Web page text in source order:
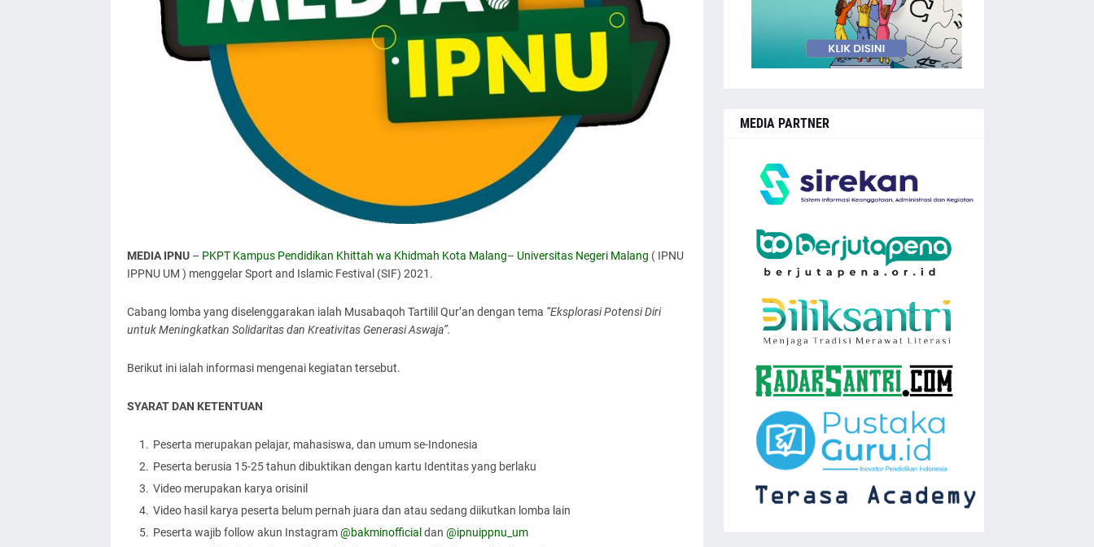
MEDIA IPNU– PKPT Kampus Pendidikan Khittah wa Khidmah Kota Malang– Universitas Negeri Malang ( IPNU
IPPNU UM ) menggelar Sport and Islamic Festival (SIF) 2021.
Cabang lomba yang diselenggarakan ialah Musabaqoh Tartilil Qur’an dengan tema “Eksplorasi Potensi Diri
untuk Meningkatkan Solidaritas dan Kreativitas Generasi Aswaja”.
Berikut ini ialah informasi mengenai kegiatan tersebut.
SYARAT DAN KETENTUAN
Peserta merupakan pelajar, mahasiswa, dan umum se-Indonesia
Peserta berusia 15-25 tahun dibuktikan dengan kartu Identitas yang berlaku
Video merupakan karya orisinil
Video hasil karya peserta belum pernah juara dan atau sedang diikutkan lomba lain
Peserta wajib follow akun Instagram@bakminofficial dan @ipnuippnu_um
MEDIA PARTNER